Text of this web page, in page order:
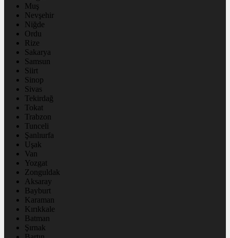
Muş
Nevşehir
Niğde
Ordu
Rize
Sakarya
Samsun
Siirt
Sinop
Sivas
Tekirdağ
Tokat
Trabzon
Tunceli
Şanlıurfa
Uşak
Van
Yozgat
Zonguldak
Aksaray
Bayburt
Karaman
Kırıkkale
Batman
Şırnak